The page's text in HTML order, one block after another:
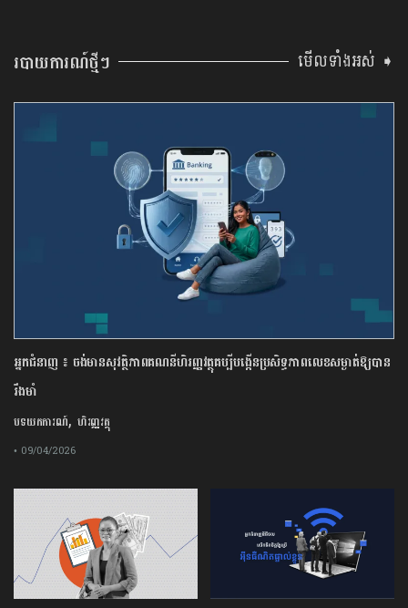
របាយការណ៍ថ្មីៗ មើលទាំងអស់ ➧
អ្នកជំនាញ ៖ ចង់មានសុវត្ថិភាពគណនីហិរញ្ញវត្ថុគប្បីបង្កើនប្រសិទ្ធភាពលេខសម្ងាត់ឱ្យបាន
រឹងមាំ
បទយកការណ៍, ហិរញ្ញវត្ថុ
• 09/04/2026